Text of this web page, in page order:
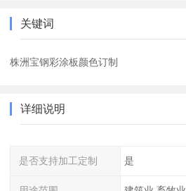
关键词
株洲宝钢彩涂板颜色订制
详细说明
是否支持加工定制 是